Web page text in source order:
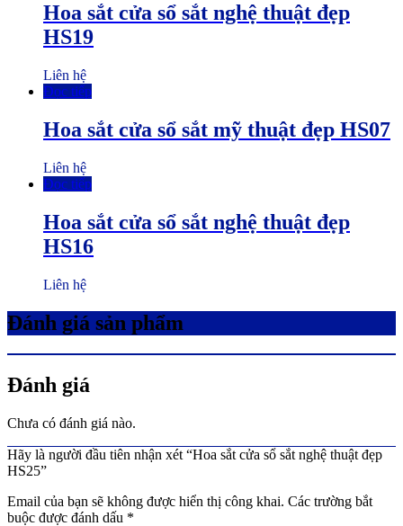
Hoa sắt cửa sổ sắt nghệ thuật đẹp
HS19
Liên hệ
Đọc tiếp
Hoa sắt cửa sổ sắt mỹ thuật đẹp HS07
Liên hệ
Đọc tiếp
Hoa sắt cửa sổ sắt nghệ thuật đẹp
HS16
Liên hệ
Đánh giá sản phẩm
Đánh giá
Chưa có đánh giá nào.
Hãy là người đầu tiên nhận xét “Hoa sắt cửa sổ sắt nghệ thuật đẹp
HS25”
Email của bạn sẽ không được hiển thị công khai. Các trường bắt
buộc được đánh dấu *